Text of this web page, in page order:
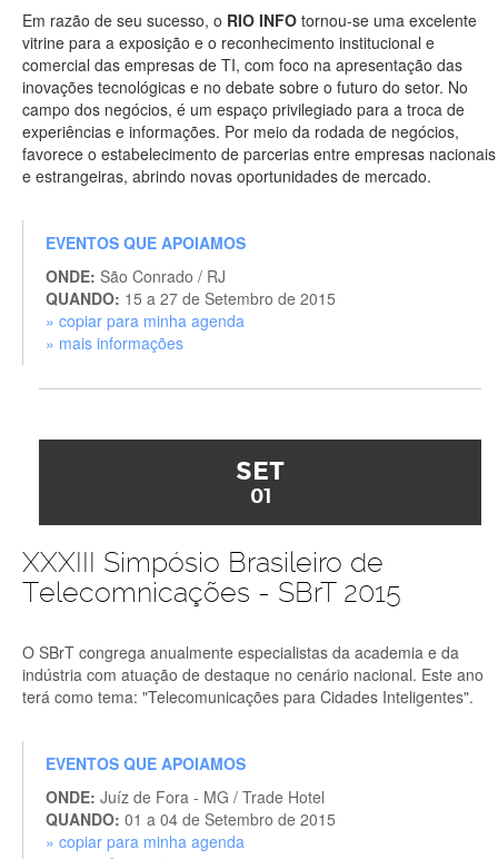
Em razão de seu sucesso, o RIO INFO tornou-se uma excelente
vitrine para a exposição e o reconhecimento institucional e
comercial das empresas de TI, com foco na apresentação das
inovações tecnológicas e no debate sobre o futuro do setor. No
campo dos negócios, é um espaço privilegiado para a troca de
experiências e informações. Por meio da rodada de negócios,
favorece o estabelecimento de parcerias entre empresas nacionais
e estrangeiras, abrindo novas oportunidades de mercado.
EVENTOS QUE APOIAMOS
ONDE: São Conrado / RJ
QUANDO: 15 a 27 de Setembro de 2015
» copiar para minha agenda
» mais informações
SET
01
XXXIII Simpósio Brasileiro de
Telecomnicações - SBrT 2015
O SBrT congrega anualmente especialistas da academia e da
indústria com atuação de destaque no cenário nacional. Este ano
terá como tema: "Telecomunicações para Cidades Inteligentes".
EVENTOS QUE APOIAMOS
ONDE: Juíz de Fora - MG / Trade Hotel
QUANDO: 01 a 04 de Setembro de 2015
» copiar para minha agenda